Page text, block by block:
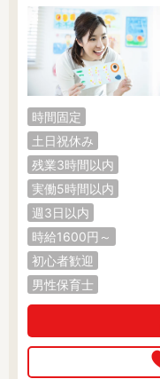
時間固定
土日祝休み
残業3時間以内
実働5時間以内
週3日以内
時給1600円～
初心者歓迎
男性保育士